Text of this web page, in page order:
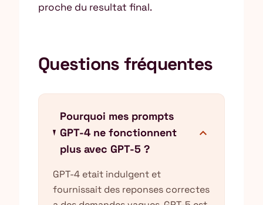
proche du resultat final.
Questions fréquentes
Pourquoi mes prompts
GPT-4 ne fonctionnent
plus avec GPT-5 ?
expand_more
GPT-4 etait indulgent et
fournissait des reponses correctes